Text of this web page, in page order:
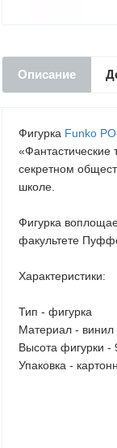
Описание
Фигурка Funko
секретном
школе.
Фигурка
факультете
Характеристики:
Тип - фигурка
Материал - винил
Высота фигурки -
Упаковка -